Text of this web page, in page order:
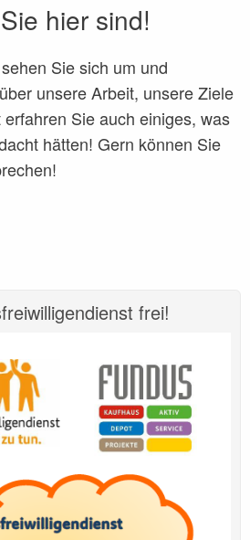
hier sind!
Sie sich um und
unsere Arbeit, unsere Ziele
Sie auch einiges, was
hätten! Gern können Sie
frei!